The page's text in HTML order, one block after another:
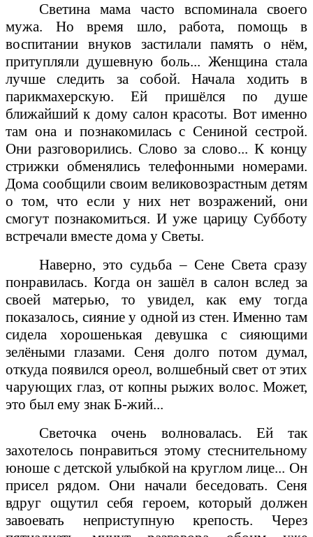
Светина мама часто вспоминала своего
мужа. Но время шло, работа, помощь в
воспитании внуков застилали память о нём,
притупляли душевную боль... Женщина стала
лучше следить за собой. Начала ходить в
парикмахерскую. Ей пришёлся по душе
ближайший к дому салон красоты. Вот именно
там она и познакомилась с Сениной сестрой.
Они разговорились. Слово за слово... К концу
стрижки обменялись телефонными номерами.
Дома сообщили своим великовозрастным детям
о том, что если у них нет возражений, они
смогут познакомиться. И уже царицу Субботу
встречали вместе дома у Светы.
Наверно, это судьба – Сене Света сразу
понравилась. Когда он зашёл в салон вслед за
своей матерью, то увидел, как ему тогда
показалось, сияние у одной из стен. Именно там
сидела хорошенькая девушка с сияющими
зелёными глазами. Сеня долго потом думал,
откуда появился ореол, волшебный свет от этих
чарующих глаз, от копны рыжих волос. Может,
это был ему знак Б-жий...
Светочка очень волновалась. Ей так
захотелось понравиться этому стеснительному
юноше с детской улыбкой на круглом лице... Он
присел рядом. Они начали беседовать. Сеня
вдруг ощутил себя героем, который должен
завоевать неприступную крепость. Через